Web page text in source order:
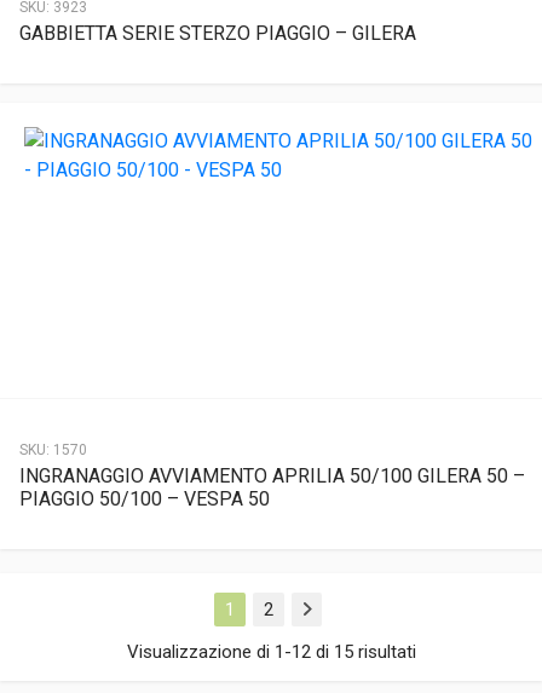
SKU: 3923
GABBIETTA SERIE STERZO PIAGGIO – GILERA
SKU: 1570
INGRANAGGIO AVVIAMENTO APRILIA 50/100 GILERA 50 –
PIAGGIO 50/100 – VESPA 50
1 2
Next
Visualizzazione di 1-12 di 15 risultati